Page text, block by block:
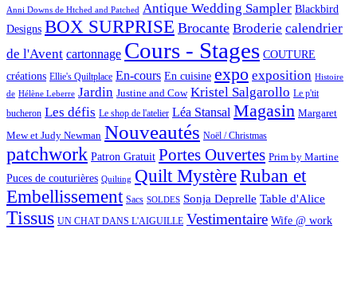
Anni Downs de Htched and Patched Antique Wedding Sampler Blackbird
Designs BOX SURPRISE Brocante Broderie calendrier
de l'Avent cartonnage Cours - Stages COUTURE
créations Ellie's Quiltplace En-cours En cuisine expo exposition Histoire
de Hélène Leberre Jardin Justine and Cow Kristel Salgarollo Le p'tit
bucheron Les défis Le shop de l'atelier Léa Stansal Magasin Margaret
Mew et Judy Newman Nouveautés Noël / Christmas
patchwork Patron Gratuit Portes Ouvertes Prim by Martine
Puces de couturières Quilting Quilt MystèreRuban et
Embellissement Sacs SOLDES Sonja Deprelle Table d'Alice
Tissus UN CHAT DANS L'AIGUILLE Vestimentaire Wife @ work